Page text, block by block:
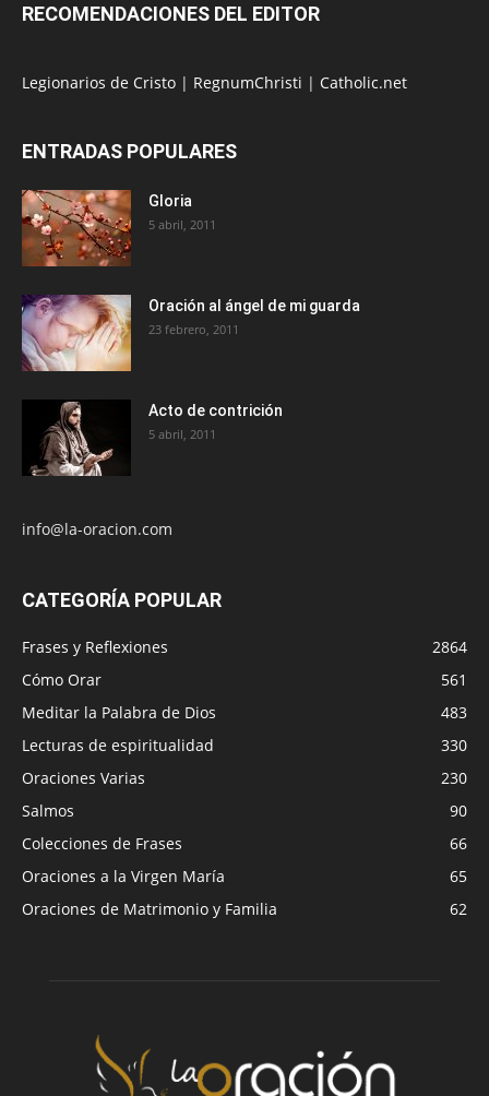
RECOMENDACIONES DEL EDITOR
Legionarios de Cristo | RegnumChristi | Catholic.net
ENTRADAS POPULARES
Gloria
5 abril, 2011
Oración al ángel de mi guarda
23 febrero, 2011
Acto de contrición
5 abril, 2011
info@la-oracion.com
CATEGORÍA POPULAR
Frases y Reflexiones
2864
Cómo Orar
561
Meditar la Palabra de Dios
483
Lecturas de espiritualidad
330
Oraciones Varias
230
Salmos
90
Colecciones de Frases
66
Oraciones a la Virgen María
65
Oraciones de Matrimonio y Familia
62